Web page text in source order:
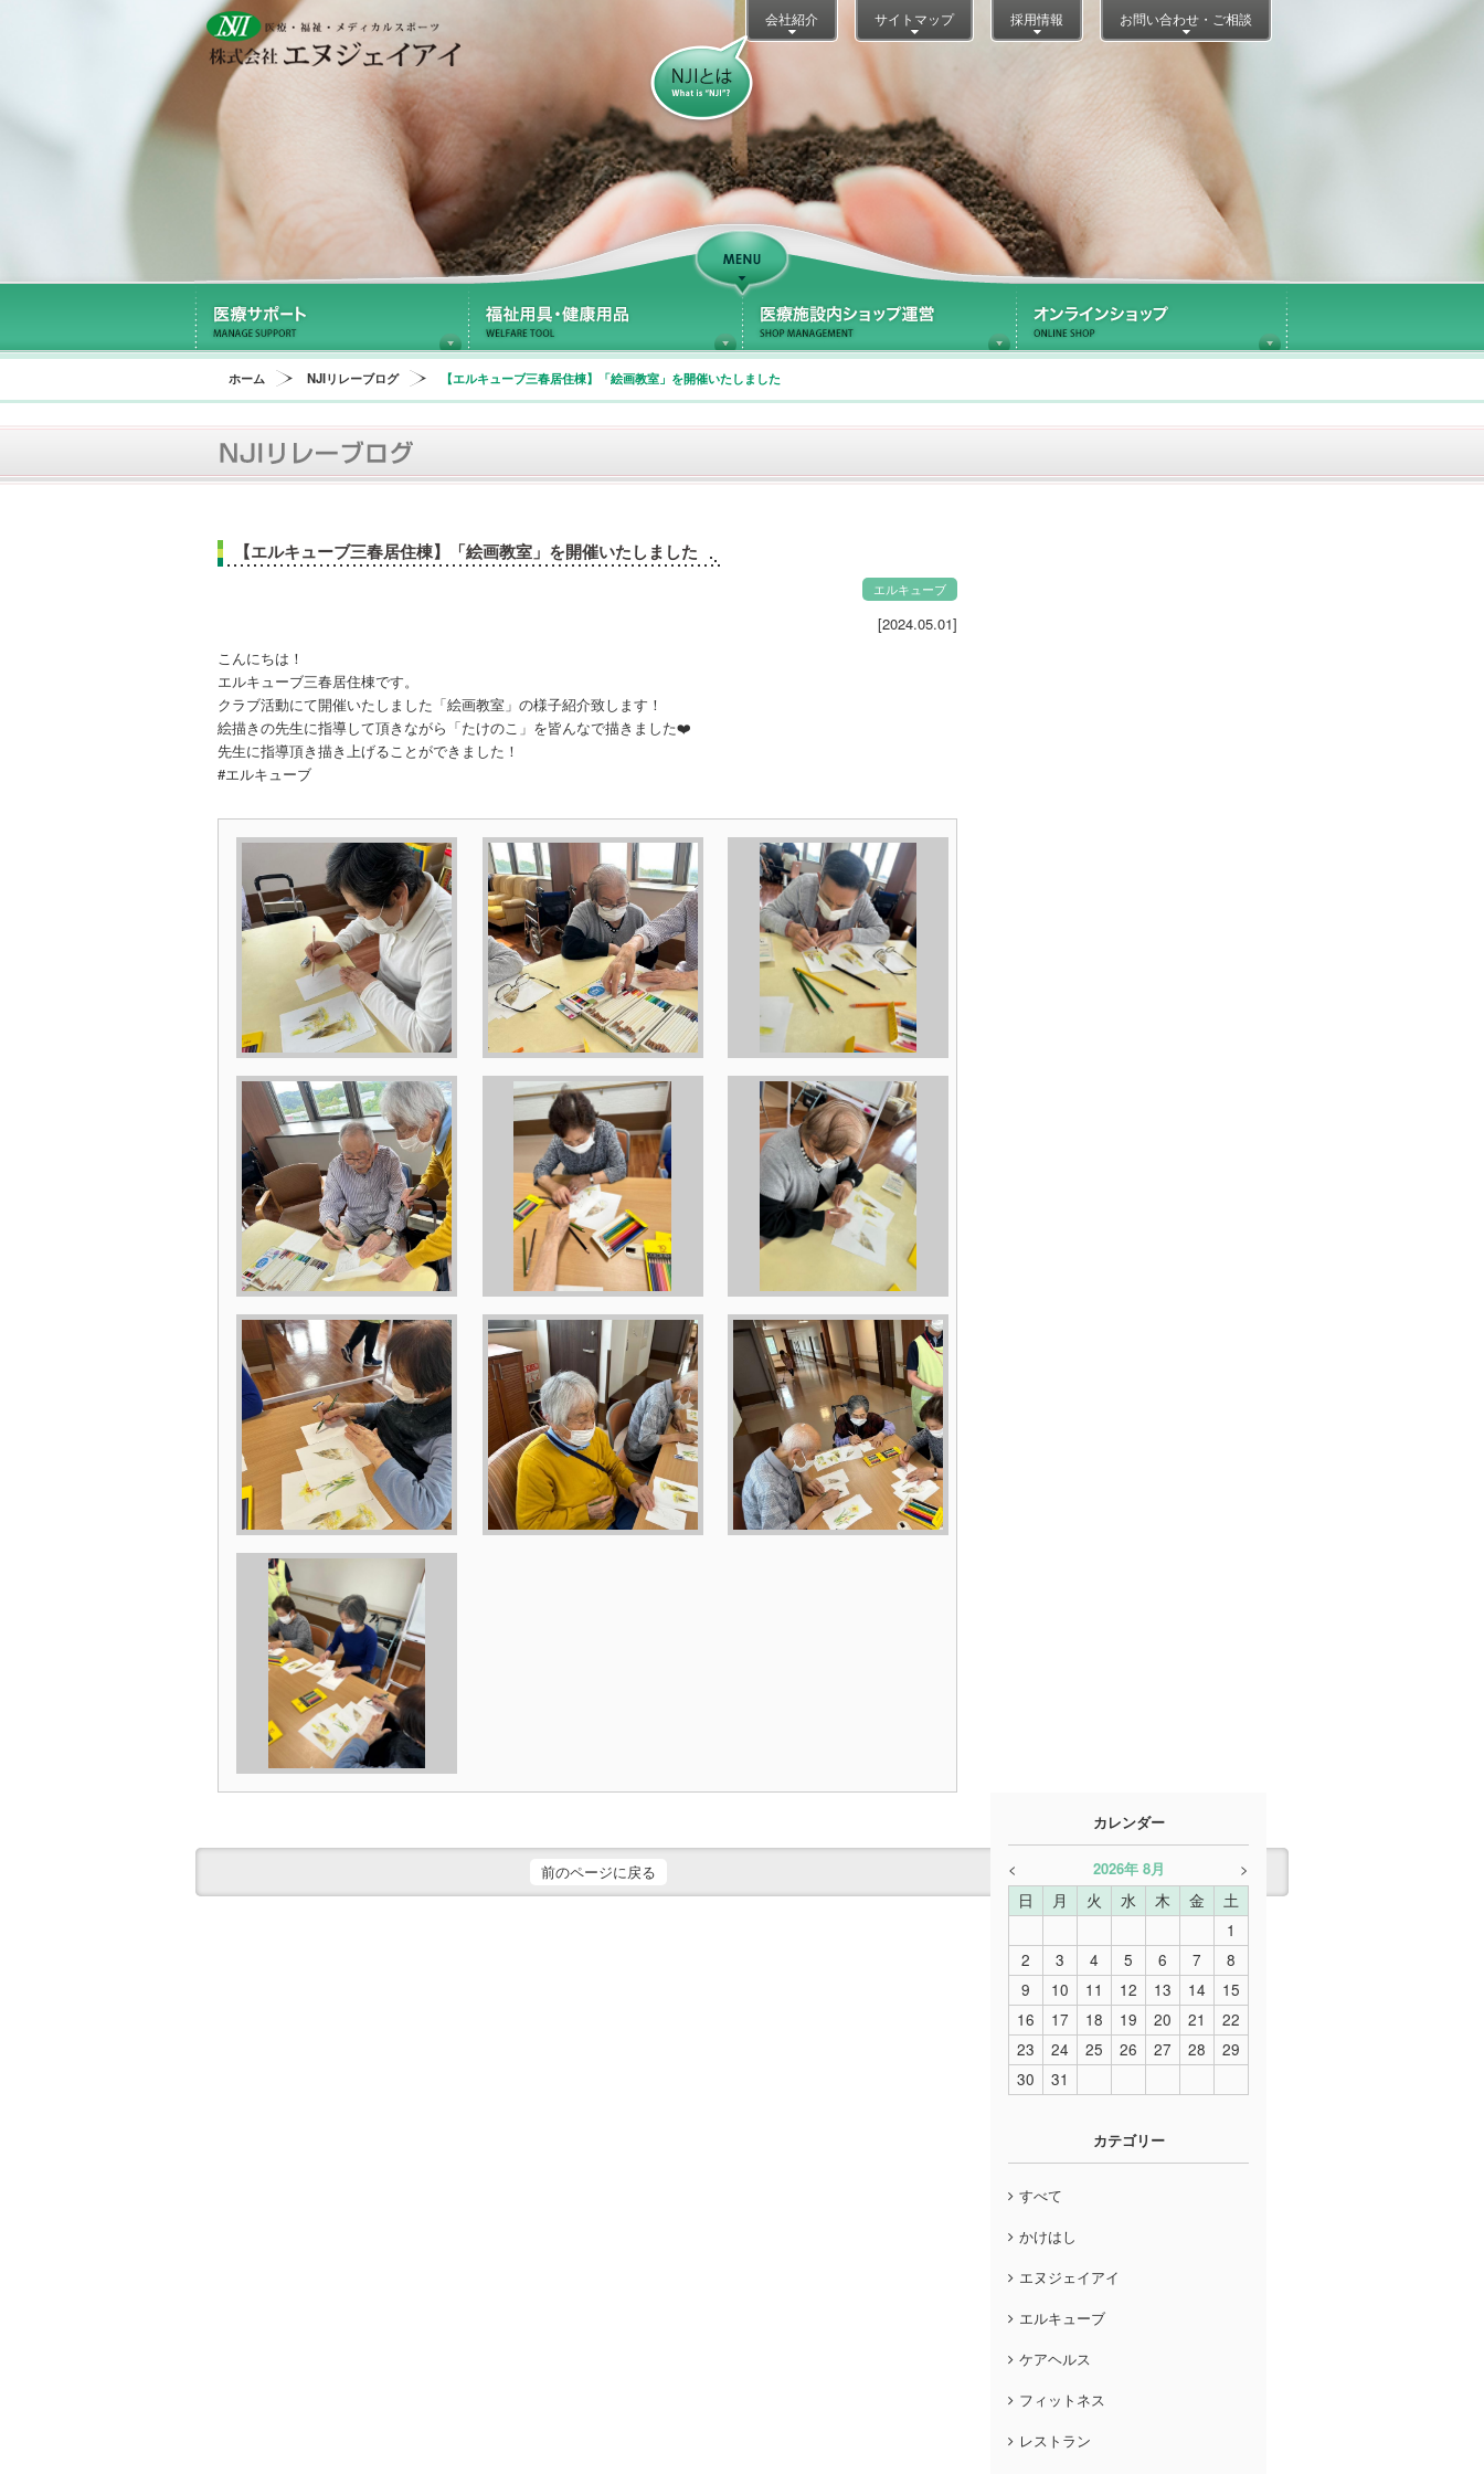
NJIとは？
会社紹介 サイトマップ 採用情報 お問い合わせ・ご相談
Support
医療サポート 福祉用具・健康用品 医療施設内ショップ運営
ホーム NJIリレーブログ 【エルキューブ三春居住棟】「絵画教室」を開催いたしました
NJIリレーブログ
【エルキューブ三春居住棟】「絵画教室」を開催いたしました
エルキューブ
[2024.05.01]
こんにちは！
エルキューブ三春居住棟です。
クラブ活動にて開催いたしました「絵画教室」の様子紹介致します！
絵描きの先生に指導して頂きながら「たけのこ」を皆んなで描きました❤️
先生に指導頂き描き上げることができました！
#エルキューブ
カレンダー
< >
2026年 8月
日 月 火 水 木 金
土
1
2
3 4 5 6 7
8
9
10 11 12 13 14
15
16
17 18 19 20 21
22
23
24 25 26 27 28
29
30
31
カテゴリー
すべて
かけはし
エヌジェイアイ
エルキューブ
ケアヘルス
フィットネス
レストラン
前のページに戻る